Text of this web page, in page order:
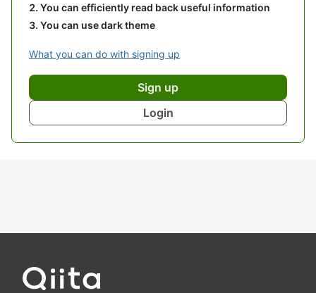
You can efficiently read back useful information
You can use dark theme
What you can do with signing up
Sign up
Login